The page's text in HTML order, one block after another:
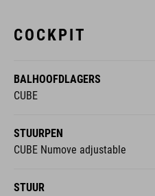
COCKPIT
BALHOOFDLAGERS
CUBE
STUURPEN
CUBE Numove adjustable
STUUR